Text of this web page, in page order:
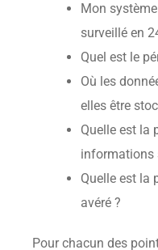
Mon
surveillé en
Quel est le
Où les
elles être
Quelle est la
informations
Quelle est la
avéré ?
Pour chacun des